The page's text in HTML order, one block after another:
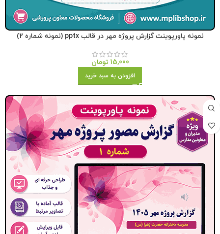
نمونه پاورپوینت گزارش پروژه مهر در قالب pptx (نمونه شماره 2)
15,000 تومان
افزودن به سبد خرید